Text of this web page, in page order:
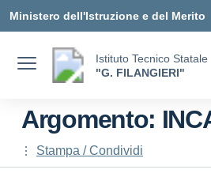
Ministero dell'Istruzione e del Merito
Istituto Tecnico Statale
"G. FILANGIERI"
Argomento:
Stampa / Condividi